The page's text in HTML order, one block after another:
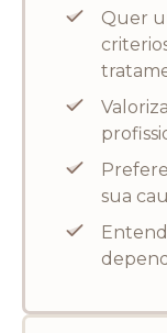
Quer
sua